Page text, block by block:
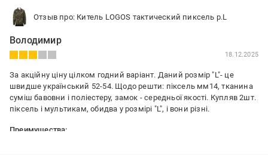
Отзыв про: Китель LOGOS тактический пиксель р.L
Володимир
18.12.2025
За акційну ціну цілком годний варіант. Даний розмір "L"- це
швидше український 52-54. Щодо решти: піксель мм14, тканина
суміш бавовни і поліестеру, замок - середньої якості. Купляв 2шт.
піксель і мультикам, обидва у розмірі "L", і вони різні.
Преимущества: